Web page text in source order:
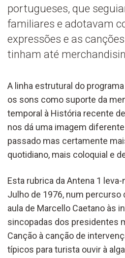
portugueses, que
familiares e adotavam
expressões e as
tinham até
A linha estrutural do programa
os sons como suporte da
temporal à História recente
nos dá uma imagem
passado mas certamente
quotidiano, mais coloquial e
Esta rubrica da Antena 1
Julho de 1976, num
aula de Marcello Caetano às
sincopadas dos presidentes
Canção à canção de
típicos para turista ouvir à